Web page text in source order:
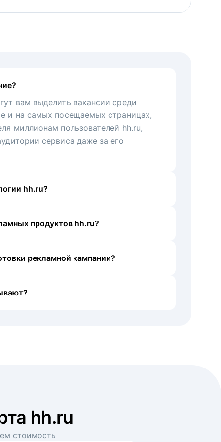
вам выделить вакансии среди
и на самых посещаемых страницах,
миллионам пользователей hh.ru,
сервиса даже за его
hh.ru?
продуктов hh.ru?
рекламной кампании?
hh.ru
стоимость